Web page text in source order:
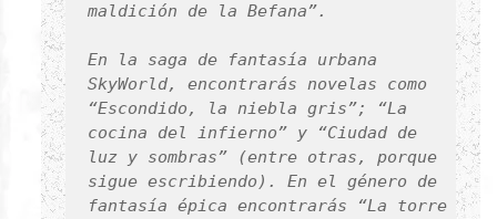
maldición de la Befana”.
En la saga de fantasía urbana
SkyWorld, encontrarás novelas como
“Escondido, la niebla gris”; “La
cocina del infierno” y “Ciudad de
luz y sombras” (entre otras, porque
sigue escribiendo). En el género de
fantasía épica encontrarás “La torre